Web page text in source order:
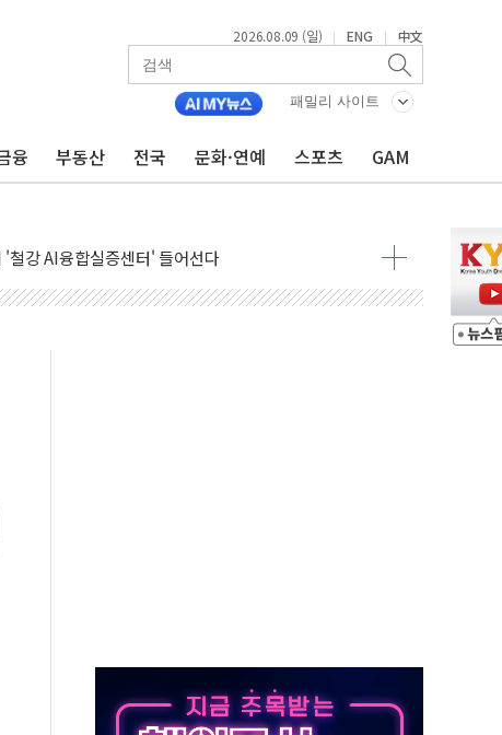
2026.08.09 (일) | ENG | 中文
패밀리 사이트
융 부동산 전국 문화·연예 스포츠 GAM
두천~하당'·'올미골교' 차량 통행 선제 제한
부 작업 중 근로자 1명 숨져
대 숨진 채 발견...경찰, 조사 중
적 1.48%p 차 선두 유지...金 46.01% vs 鄭 44.53%
10대 구속…범행 후 반려견도 죽여
선서 정청래에 승리…金 48.54% vs 鄭 44.40%
발표...김민석 50.30% 정청래 41.94% 송영길 7.76%
400명 맞이…"마음 잇는 시간 되길"
, 역대 최대폭 감소한 9.4%↓…유통업계 양극화 심화